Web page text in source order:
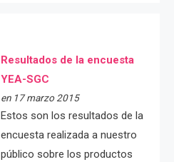
Resultados de la encuesta
YEA-SGC
en 17 marzo 2015
Estos son los resultados de la
encuesta realizada a nuestro
público sobre los productos